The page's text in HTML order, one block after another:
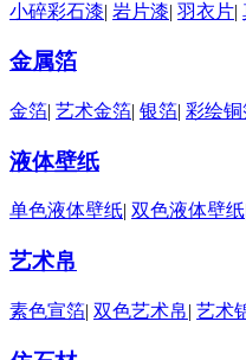
小碎彩石漆| 岩片漆| 羽衣片|
金属箔
金箔| 艺术金箔| 银箔| 彩绘铜
液体壁纸
单色液体壁纸| 双色液体壁纸
艺术帛
素色宣箔| 双色艺术帛| 艺术